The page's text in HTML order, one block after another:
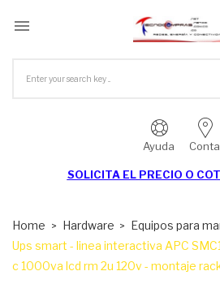

Ayuda
SOLICITA EL PRECIO O
Home Hardware
Equipos para
Ups smart - linea interactiva APC
c 1000va lcd rm 2u 120v - montaje